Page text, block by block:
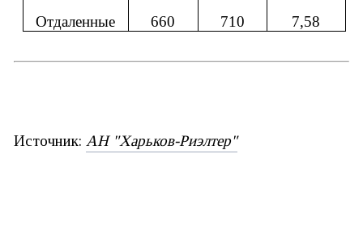
Отдаленные
660 710 7,58
Источник: АН "Харьков-Риэлтер"